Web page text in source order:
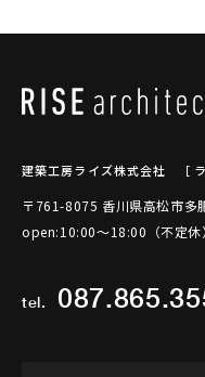
建築工房ライズ株式会社 ［
〒761-8075 香川県高松市多
open:10:00～18:00（不定休
tel.